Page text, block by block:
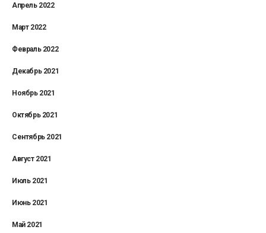
Апрель 2022
Март 2022
Февраль 2022
Декабрь 2021
Ноябрь 2021
Октябрь 2021
Сентябрь 2021
Август 2021
Июль 2021
Июнь 2021
Май 2021